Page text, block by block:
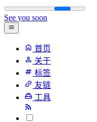
See you soon
首页
关于
标签
友链
工具